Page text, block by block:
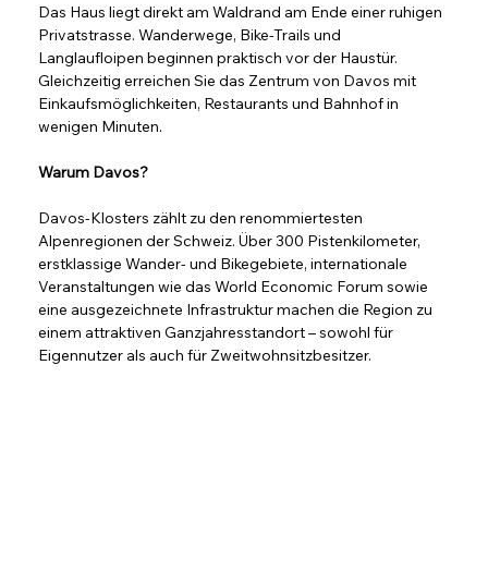
Das Haus liegt direkt am Waldrand am Ende einer ruhigen
Privatstrasse. Wanderwege, Bike-Trails und
Langlaufloipen beginnen praktisch vor der Haustür.
Gleichzeitig erreichen Sie das Zentrum von Davos mit
Einkaufsmöglichkeiten, Restaurants und Bahnhof in
wenigen Minuten.
Warum Davos?
Davos-Klosters zählt zu den renommiertesten
Alpenregionen der Schweiz. Über 300 Pistenkilometer,
erstklassige Wander- und Bikegebiete, internationale
Veranstaltungen wie das World Economic Forum sowie
eine ausgezeichnete Infrastruktur machen die Region zu
einem attraktiven Ganzjahresstandort – sowohl für
Eigennutzer als auch für Zweitwohnsitzbesitzer.